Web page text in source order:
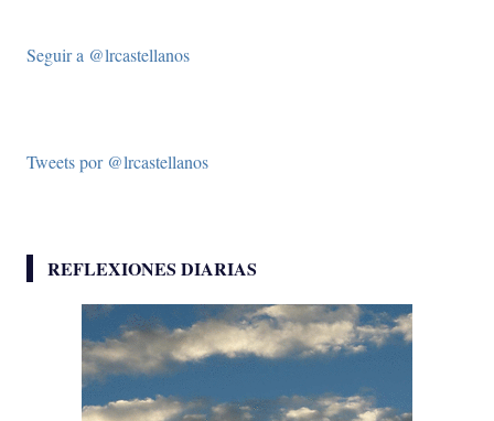
Seguir a @lrcastellanos
Tweets por @lrcastellanos
REFLEXIONES DIARIAS